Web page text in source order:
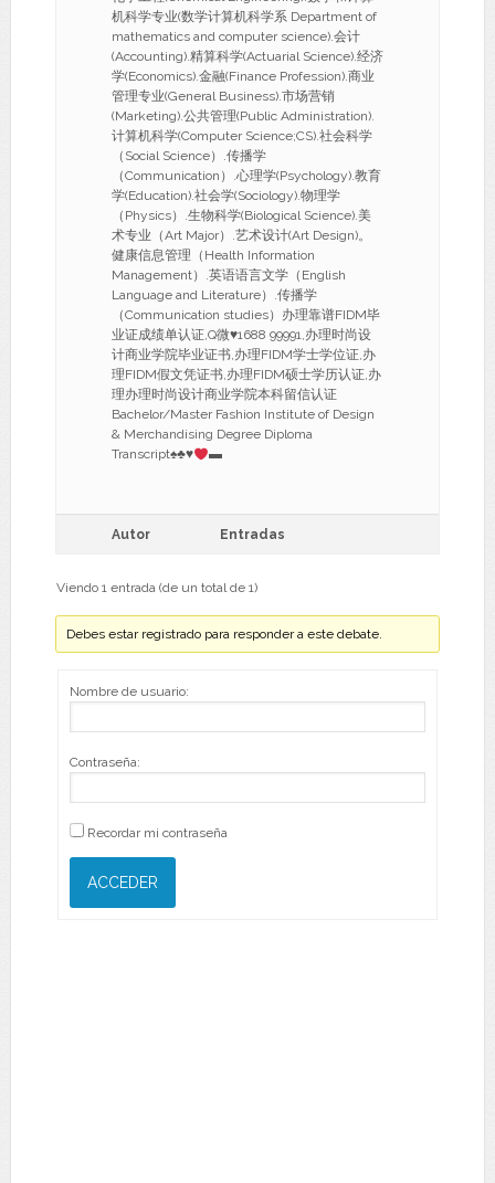
机科学专业(数学计算机科学系 Department of
mathematics and computer science).会计
(Accounting).精算科学(Actuarial Science).经济
学(Economics).金融(Finance Profession).商业
管理专业(General Business).市场营销
(Marketing).公共管理(Public Administration).
计算机科学(Computer Science;CS).社会科学
（Social Science）.传播学
（Communication）.心理学(Psychology).教育
学(Education).社会学(Sociology).物理学
（Physics）.生物科学(Biological Science).美
术专业（Art Major）.艺术设计(Art Design)。
健康信息管理（Health Information
Management）.英语语言文学（English
Language and Literature）.传播学
（Communication studies）办理靠谱FIDM毕
业证成绩单认证,Q微♥1688 99991,办理时尚设
计商业学院毕业证书,办理FIDM学士学位证,办
理FIDM假文凭证书,办理FIDM硕士学历认证,办
理办理时尚设计商业学院本科留信认证
Bachelor/Master Fashion Institute of Design
& Merchandising Degree Diploma
Transcript♠♣♥ ▬
Autor Entradas
Viendo 1 entrada (de un total de 1)
Debes estar registrado para responder a este debate.
Nombre de usuario:
Contraseña:
Recordar mi contraseña
ACCEDER